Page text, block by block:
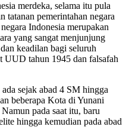
merdeka, selama itu pula
tatanan pemerintahan negara
Indonesia merupakan
yang sangat menjunjung
keadilan bagi seluruh
UUD tahun 1945 dan falsafah
sejak abad 4 SM hingga
beberapa Kota di Yunani
pada saat itu, baru
hingga kemudian pada abad